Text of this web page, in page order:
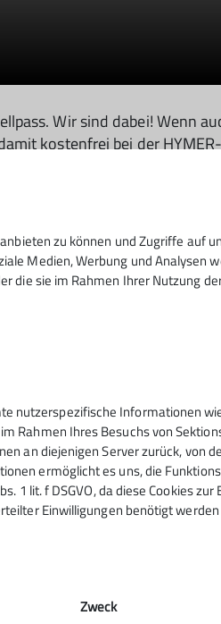
Wir sind dabei! Wenn
kostenfrei bei der
zu können und Zugriffe auf
Medien, Werbung und Analysen
die sie im Rahmen Ihrer Nutzung
nutzerspezifische Informationen
Rahmen Ihres Besuchs von
an diejenigen Server zurück, von
ermöglicht es uns, die
1 lit. f DSGVO, da diese Cookies
Einwilligungen benötigt
Zweck